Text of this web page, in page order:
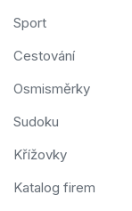
Sport
Cestování
Osmisměrky
Sudoku
Křížovky
Katalog firem